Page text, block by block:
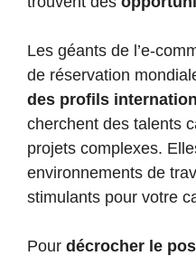
Les géants de l’e-
de réservation
des profils
cherchent des talents
projets complexes.
environnements de
stimulants pour votre
Pour décrocher le